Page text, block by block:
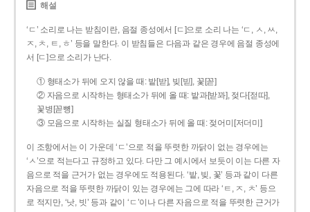
해설
‘ㄷ’ 소리로 나는 받침이란, 음절 종성에서 [ㄷ]으로 소리 나는 ‘ㄷ, ㅅ, ㅆ,
ㅈ, ㅊ, ㅌ, ㅎ’ 등을 말한다. 이 받침들은 다음과 같은 경우에 음절 종성에
서 [ㄷ]으로 소리가 난다.
① 형태소가 뒤에 오지 않을 때: 밭[받], 빚[빋], 꽃[꼳]
② 자음으로 시작하는 형태소가 뒤에 올 때: 밭과[받꽈], 젖다[젇따],
꽃병[꼳뼝]
③ 모음으로 시작하는 실질 형태소가 뒤에 올 때: 젖어미[저더미]
이 조항에서는 이 가운데 ‘ㄷ’으로 적을 뚜렷한 까닭이 없는 경우에는
‘ㅅ’으로 적는다고 규정하고 있다. 다만 그 예시에서 보듯이 이는 다른 자
음으로 적을 근거가 없는 경우에도 적용된다. ‘밭, 빚, 꽃’ 등과 같이 다른
자음으로 적을 뚜렷한 까닭이 있는 경우에는 그에 따라 ‘ㅌ, ㅈ, ㅊ’ 등으
로 적지만, ‘낫, 빗’ 등과 같이 ‘ㄷ’이나 다른 자음으로 적을 뚜렷한 근거가